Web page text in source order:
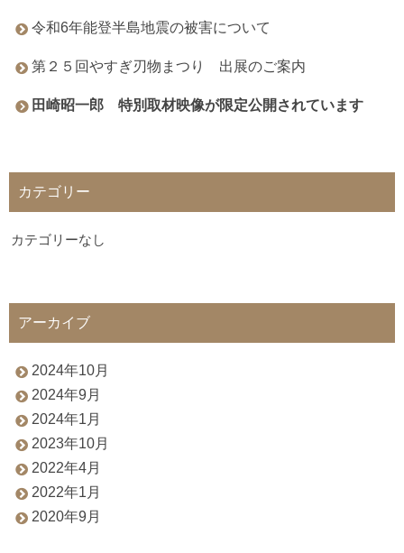
令和6年能登半島地震の被害について
第２５回やすぎ刃物まつり 出展のご案内
田崎昭一郎 特別取材映像が限定公開されています
カテゴリー
カテゴリーなし
アーカイブ
2024年10月
2024年9月
2024年1月
2023年10月
2022年4月
2022年1月
2020年9月